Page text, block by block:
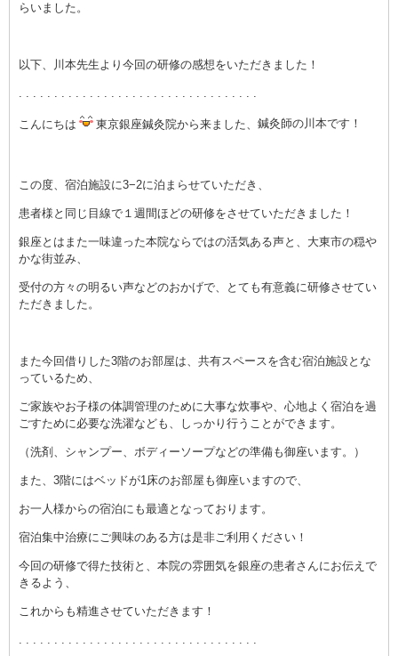
らいました。
以下、川本先生より今回の研修の感想をいただきました！
. . . . . . . . . . . . . . . . . . . . . . . . . . . . . . . . . .
こんにちは 東京銀座鍼灸院から来ました、 鍼灸師の川本です！
この度、宿泊施設に3−2に泊まらせていただき、
患者様と同じ目線で１週間ほどの研修をさせていただきました！
銀座とはまた一味違った本院ならではの活気ある声と、 大東市の穏や
かな街並み、
受付の方々の明るい声などのおかげで、
とても有意義に研修させてい
ただきました。
また今回借りした3階のお部屋は、 共有スペースを含む宿泊施設とな
っているため、
ご家族やお子様の体調管理のために大事な炊事や、 心地よく宿泊を過
ごすために必要な洗濯なども、
しっかり行うことができます。
（洗剤、シャンプー、ボディーソープなどの準備も御座います。）
また、3階にはベッドが1床のお部屋も御座いますので、
お一人様からの宿泊にも最適となっております。
宿泊集中治療にご興味のある方は是非ご利用ください！
今回の研修で得た技術と、 本院の雰囲気を銀座の患者さんにお伝えで
きるよう、
これからも精進させていただきます！
. . . . . . . . . . . . . . . . . . . . . . . . . . . . . . . . . .